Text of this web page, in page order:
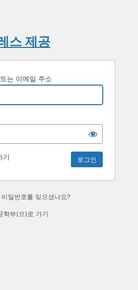
스 제공
는 이메일 주소
기
비밀번호를 잊으셨나요?
학부(으)로 가기